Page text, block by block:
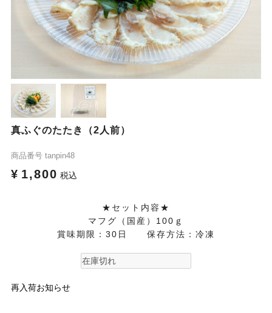
真ふぐのたたき（2人前）
商品番号 tanpin48
¥ 1,800 税込
★セット内容★
マフグ（国産）100ｇ
賞味期限：30日 保存方法：冷凍
再入荷お知らせ